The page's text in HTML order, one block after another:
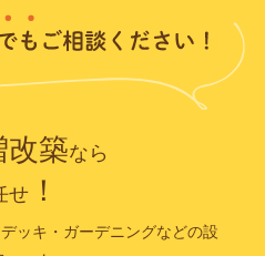
改築なら
せ！
ッキ・ガーデニングなどの設